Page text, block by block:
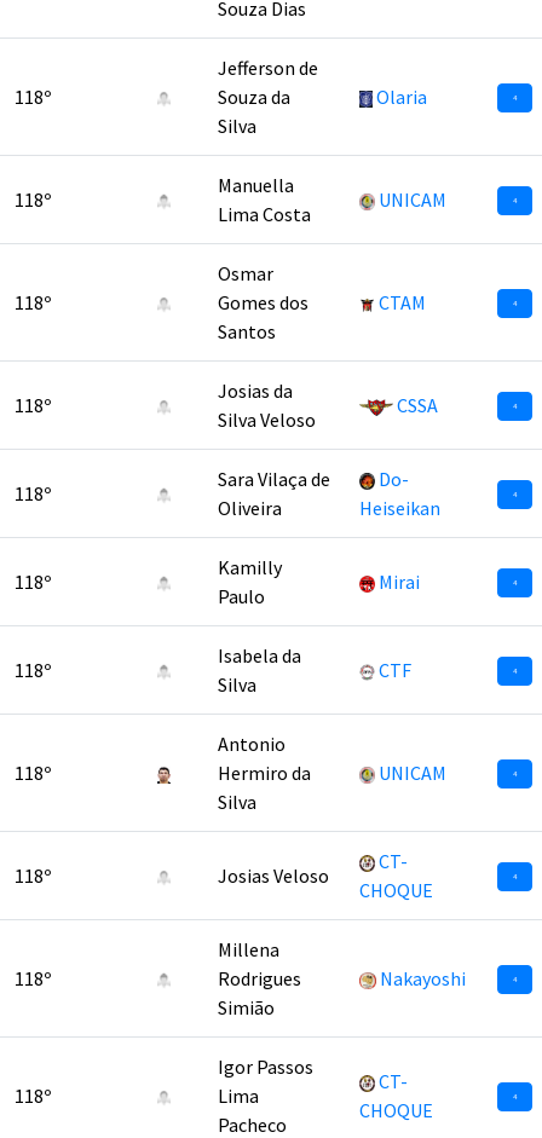
Souza Dias
118º
Jefferson de
Souza da
Silva
Olaria 4
118º
Manuella
Lima Costa
UNICAM 4
118º
Osmar
Gomes dos
Santos
CTAM 4
118º
Josias da
Silva Veloso
CSSA 4
118º
Sara Vilaça de
Oliveira
Do-
Heiseikan
4
118º
Kamilly
Paulo
Mirai 4
118º
Isabela da
Silva
CTF 4
118º
Antonio
Hermiro da
Silva
UNICAM 4
118º Josias Veloso
CT-
CHOQUE
4
118º
Millena
Rodrigues
Simião
Nakayoshi 4
118º
Igor Passos
Lima
Pacheco
CT-
CHOQUE
4